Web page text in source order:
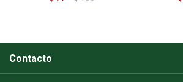
Contacto